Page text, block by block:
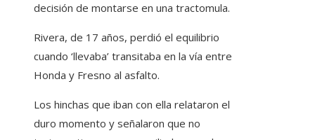
decisión de montarse en una tractomula.
Rivera, de 17 años, perdió el equilibrio
cuando ‘llevaba’ transitaba en la vía entre
Honda y Fresno al asfalto.
Los hinchas que iban con ella relataron el
duro momento y señalaron que no